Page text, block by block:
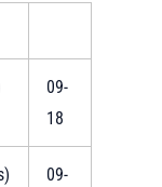
09-
18
09-